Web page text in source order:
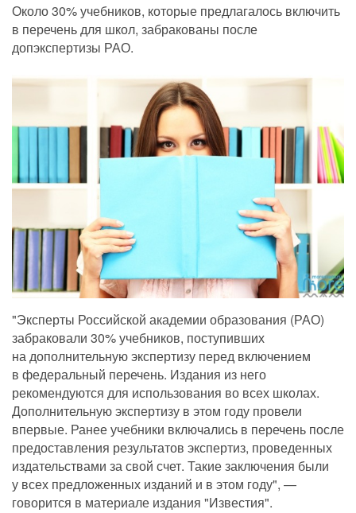
Около 30% учебников, которые предлагалось включить
в перечень для школ, забракованы после
допэкспертизы РАО.
"Эксперты Российской академии образования (РАО)
забраковали 30% учебников, поступивших
на дополнительную экспертизу перед включением
в федеральный перечень. Издания из него
рекомендуются для использования во всех школах.
Дополнительную экспертизу в этом году провели
впервые. Ранее учебники включались в перечень после
предоставления результатов экспертиз, проведенных
издательствами за свой счет. Такие заключения были
у всех предложенных изданий и в этом году", —
говорится в материале издания "Известия".